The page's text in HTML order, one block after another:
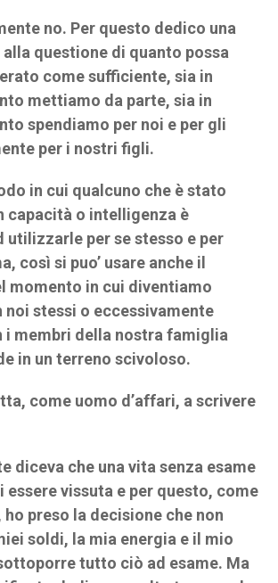
no. Per questo dedico una
questione di quanto possa
come sufficiente, sia in
mettiamo da parte, sia in
spendiamo per noi e per gli
per i nostri figli.
in cui qualcuno che è stato
capacità o intelligenza è
per se stesso e per
così si puo’ usare anche il
momento in cui diventiamo
stessi o eccessivamente
i membri della nostra famiglia
in un terreno scivoloso.
come uomo d’affari, a scrivere
diceva che una vita senza esame
essere vissuta e per questo, come
ho preso la decisione che non
soldi, la mia energia e il mio
tutto ciò ad esame. Ma